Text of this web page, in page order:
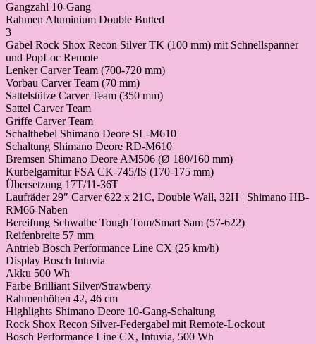
Gangzahl 10-Gang
Rahmen Aluminium Double Butted
3
Gabel Rock Shox Recon Silver TK (100 mm) mit Schnellspanner
und PopLoc Remote
Lenker Carver Team (700-720 mm)
Vorbau Carver Team (70 mm)
Sattelstütze Carver Team (350 mm)
Sattel Carver Team
Griffe Carver Team
Schalthebel Shimano Deore SL-M610
Schaltung Shimano Deore RD-M610
Bremsen Shimano Deore AM506 (Ø 180/160 mm)
Kurbelgarnitur FSA CK-745/IS (170-175 mm)
Übersetzung 17T/11-36T
Laufräder 29″ Carver 622 x 21C, Double Wall, 32H | Shimano HB-
RM66-Naben
Bereifung Schwalbe Tough Tom/Smart Sam (57-622)
Reifenbreite 57 mm
Antrieb Bosch Performance Line CX (25 km/h)
Display Bosch Intuvia
Akku 500 Wh
Farbe Brilliant Silver/Strawberry
Rahmenhöhen 42, 46 cm
Highlights Shimano Deore 10-Gang-Schaltung
Rock Shox Recon Silver-Federgabel mit Remote-Lockout
Bosch Performance Line CX, Intuvia, 500 Wh